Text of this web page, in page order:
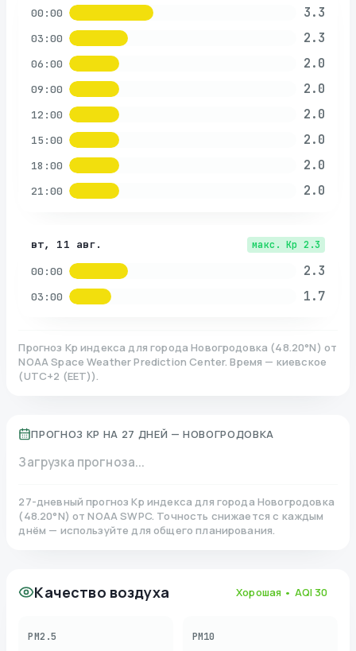
00:00 3.3
03:00 2.3
06:00 2.0
09:00 2.0
12:00 2.0
15:00 2.0
18:00 2.0
21:00 2.0
вт, 11 авг. макс. Kp 2.3
00:00 2.3
03:00 1.7
Прогноз Kp индекса для города Новогродовка (48.20°N) от
NOAA Space Weather Prediction Center. Время — киевское
(UTC+2 (EET)).
ПРОГНОЗ KP НА 27 ДНЕЙ — НОВОГРОДОВКА
Загрузка прогноза...
27-дневный прогноз Kp индекса для города Новогродовка
(48.20°N)от NOAA SWPC. Точность снижается с каждым
днём — используйте для общего планирования.
Качество воздуха Хорошая • AQI 30
PM2.5 PM10